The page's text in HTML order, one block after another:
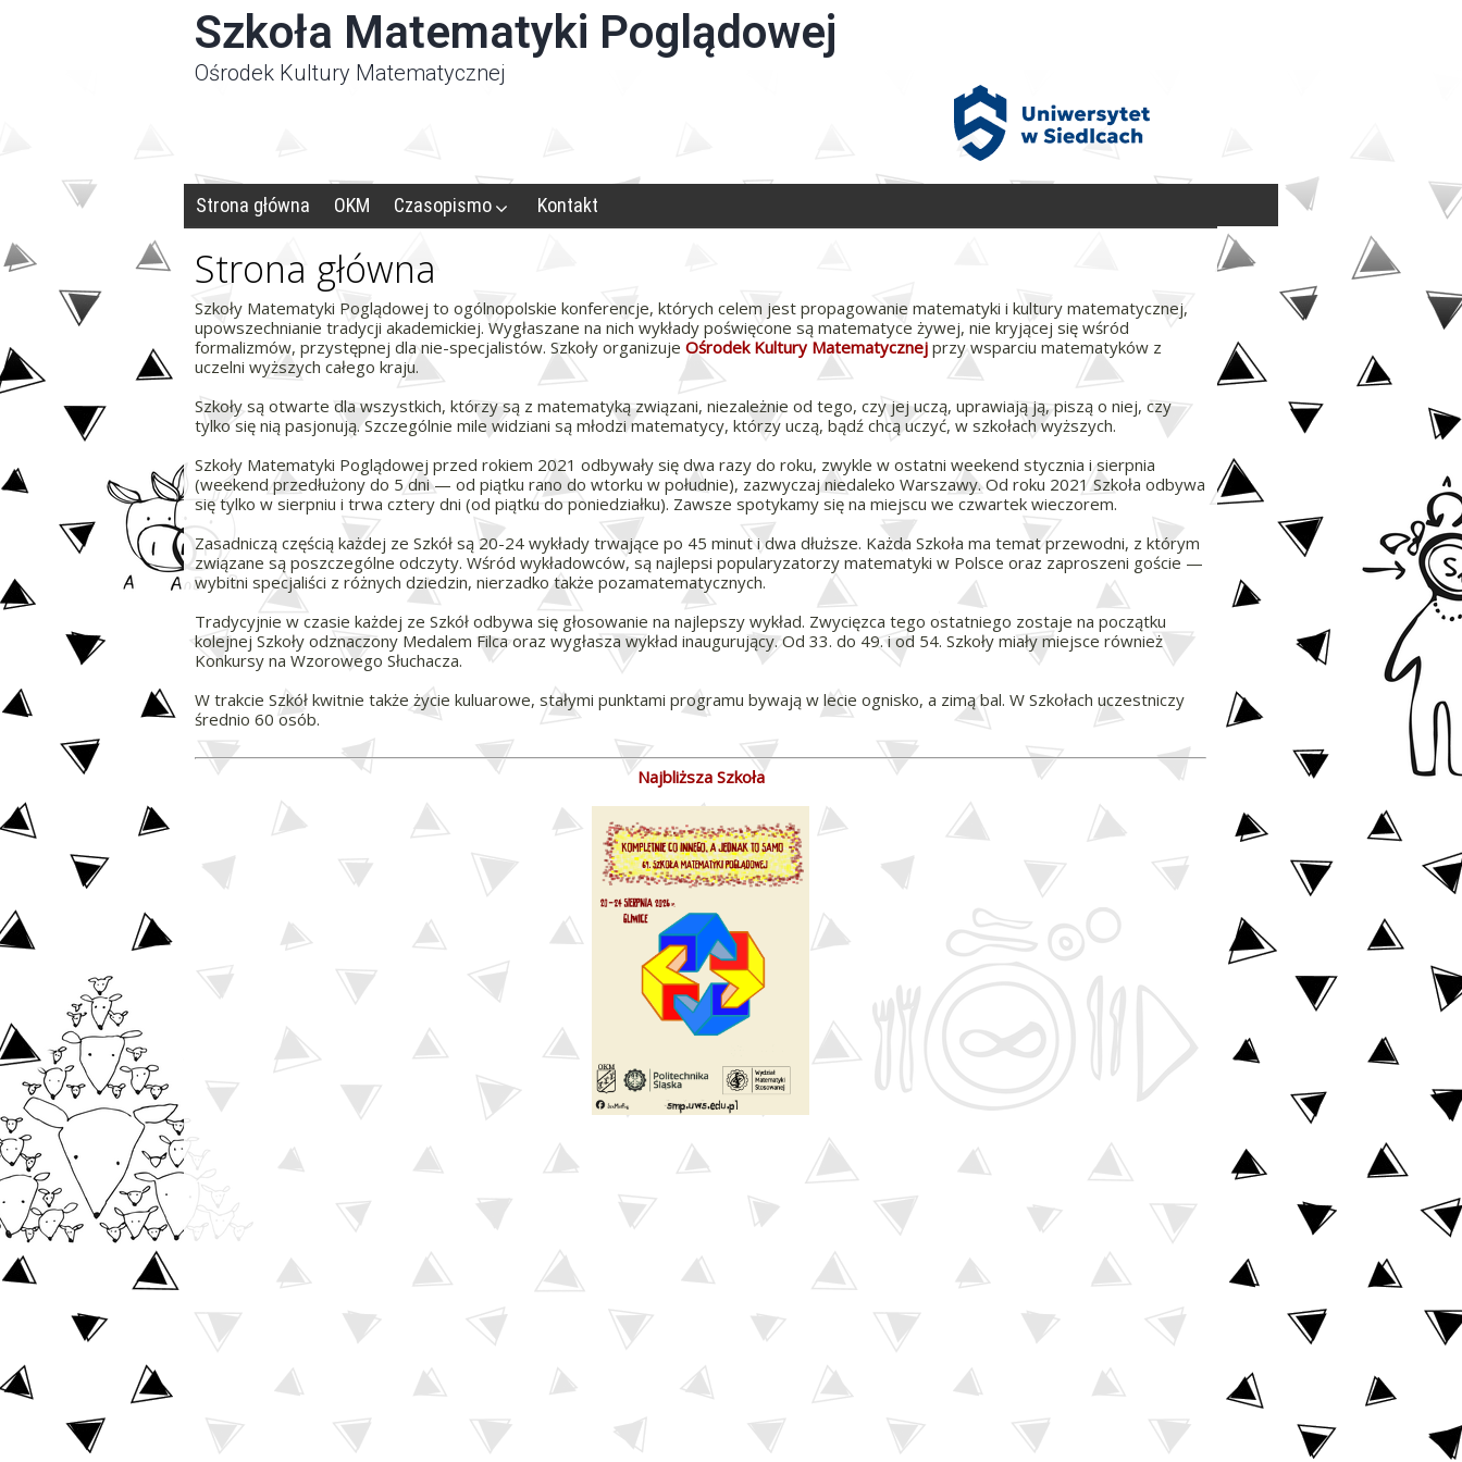
Szkoła Matematyki Poglądowej
Ośrodek Kultury Matematycznej
Strona główna OKM Czasopismo Kontakt
Strona główna
Szkoły Matematyki Poglądowej to ogólnopolskie konferencje, których celem jest propagowanie matematyki i kultury matematycznej,
upowszechnianie tradycji akademickiej. Wygłaszane na nich wykłady poświęcone są matematyce żywej, nie kryjącej się wśród
formalizmów, przystępnej dla nie-specjalistów. Szkoły organizuje Ośrodek Kultury Matematycznej przy wsparciu matematyków z
uczelni wyższych całego kraju.
Szkoły są otwarte dla wszystkich, którzy są z matematyką związani, niezależnie od tego, czy jej uczą, uprawiają ją, piszą o niej, czy
tylko się nią pasjonują. Szczególnie mile widziani są młodzi matematycy, którzy uczą, bądź chcą uczyć, w szkołach wyższych.
Szkoły Matematyki Poglądowej przed rokiem 2021 odbywały się dwa razy do roku, zwykle w ostatni weekend stycznia i sierpnia
(weekend przedłużony do 5 dni — od piątku rano do wtorku w południe), zazwyczaj niedaleko Warszawy. Od roku 2021 Szkoła odbywa
się tylko w sierpniu i trwa cztery dni (od piątku do poniedziałku). Zawsze spotykamy się na miejscu we czwartek wieczorem.
Zasadniczą częścią każdej ze Szkół są 20-24 wykłady trwające po 45 minut i dwa dłuższe. Każda Szkoła ma temat przewodni, z którym
związane są poszczególne odczyty. Wśród wykładowców, są najlepsi popularyzatorzy matematyki w Polsce oraz zaproszeni goście —
wybitni specjaliści z różnych dziedzin, nierzadko także pozamatematycznych.
Tradycyjnie w czasie każdej ze Szkół odbywa się głosowanie na najlepszy wykład. Zwycięzca tego ostatniego zostaje na początku
kolejnej Szkoły odznaczony Medalem Filca oraz wygłasza wykład inaugurujący. Od 33. do 49. i od 54. Szkoły miały miejsce również
Konkursy na Wzorowego Słuchacza.
W trakcie Szkół kwitnie także życie kuluarowe, stałymi punktami programu bywają w lecie ognisko, a zimą bal. W Szkołach uczestniczy
średnio 60 osób.
Najbliższa Szkoła